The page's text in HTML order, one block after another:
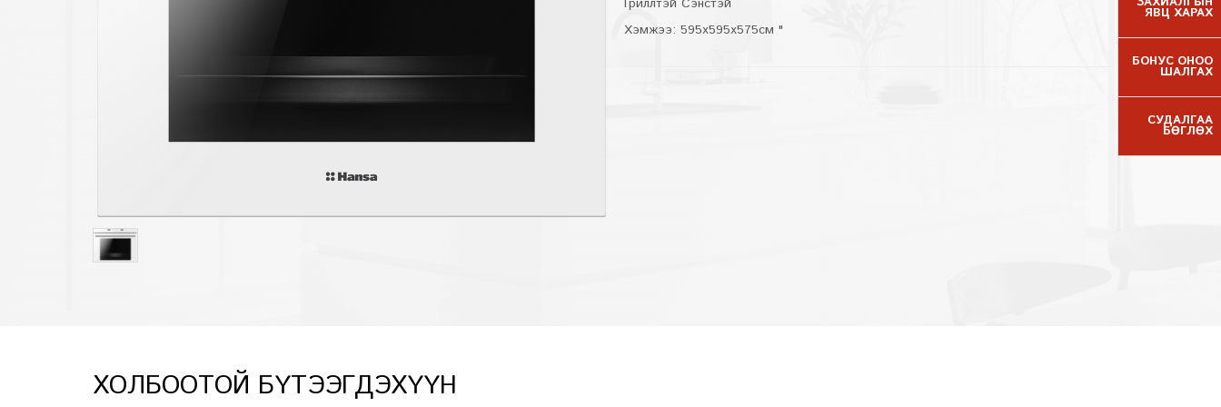
Гриллтэй Сэнстэй
Хэмжээ: 595x595x575см "
ХОЛБООТОЙ БҮТЭЭГДЭХҮҮН
ЯВЦ ХАРАХ
БОНУС ОНОО
ШАЛГАХ
СУДАЛГАА
БӨГЛӨХ